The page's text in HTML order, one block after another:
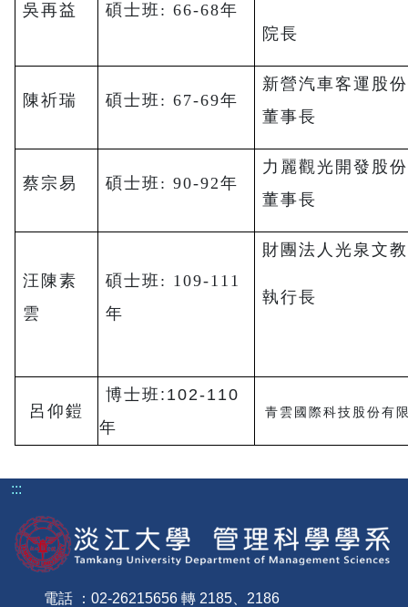
吳再益 碩士班: 66-68年
院長
陳祈瑞 碩士班: 67-69年
新營汽車客運股
董事長
蔡宗易 碩士班: 90-92年
力麗觀光開發股
董事長
汪陳素
雲
碩士班: 109-111
年
財團法人光泉文
執行長
呂仰鎧
博士班:102-110
年
青雲國際科技股份有
:::
電話 ：02-26215656 轉 2185、2186